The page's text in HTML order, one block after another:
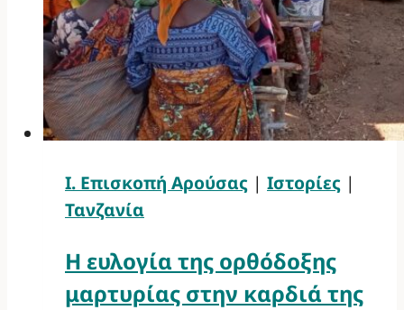
Ι. Επισκοπή Αρούσας | Ιστορίες |
Τανζανία
Η ευλογία της ορθόδοξης
μαρτυρίας στην καρδιά της